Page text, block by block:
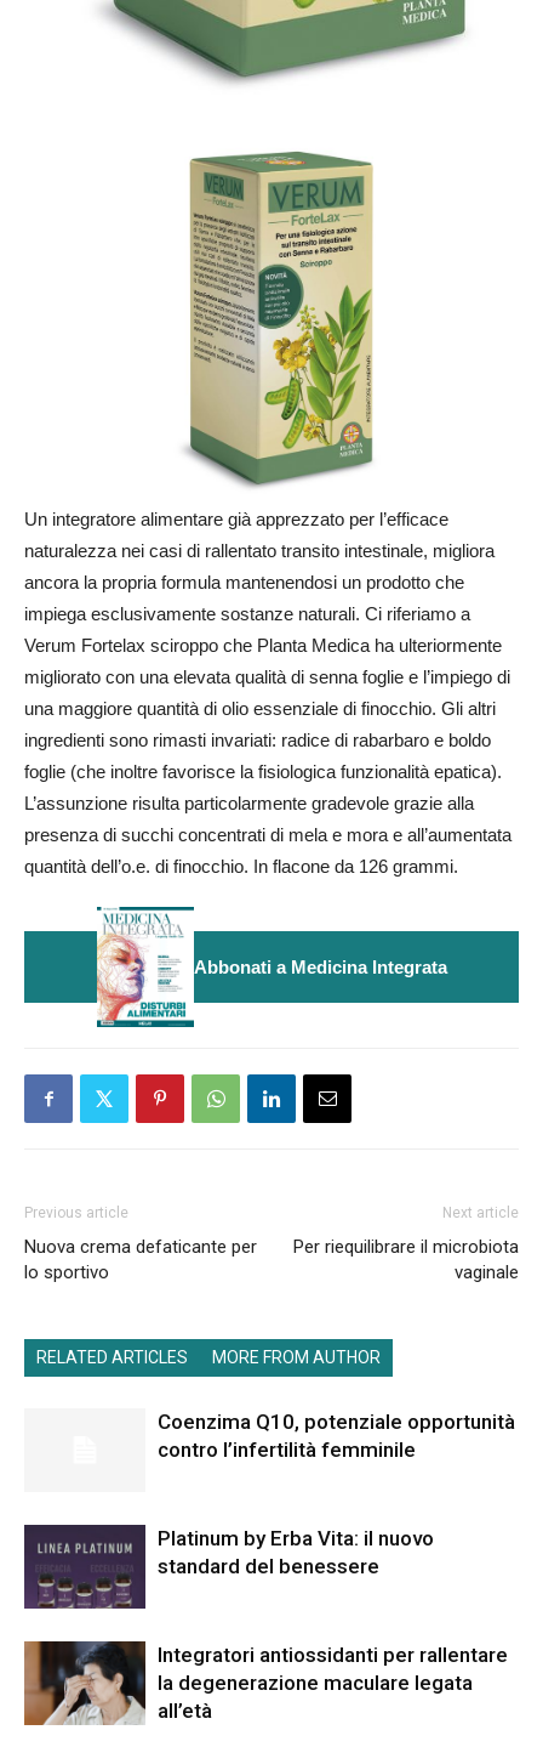
Un integratore alimentare già apprezzato per l’efficace
naturalezza nei casi di rallentato transito intestinale, migliora
ancora la propria formula mantenendosi un prodotto che
impiega esclusivamente sostanze naturali. Ci riferiamo a
Verum Fortelax sciroppo che Planta Medica ha ulteriormente
migliorato con una elevata qualità di senna foglie e l’impiego di
una maggiore quantità di olio essenziale di finocchio. Gli altri
ingredienti sono rimasti invariati: radice di rabarbaro e boldo
foglie (che inoltre favorisce la fisiologica funzionalità epatica).
L’assunzione risulta particolarmente gradevole grazie alla
presenza di succhi concentrati di mela e mora e all’aumentata
quantità dell’o.e. di finocchio. In flacone da 126 grammi.
Abbonati a Medicina Integrata
Previous article
Nuova crema defaticante per
lo sportivo
Next article
Per riequilibrare il microbiota
vaginale
RELATED ARTICLES MORE FROM AUTHOR
Coenzima Q10, potenziale opportunità
contro l’infertilità femminile
Platinum by Erba Vita: il nuovo
standard del benessere
Integratori antiossidanti per rallentare
la degenerazione maculare legata
all’età